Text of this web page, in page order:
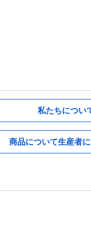
私たちについ
商品について生産者